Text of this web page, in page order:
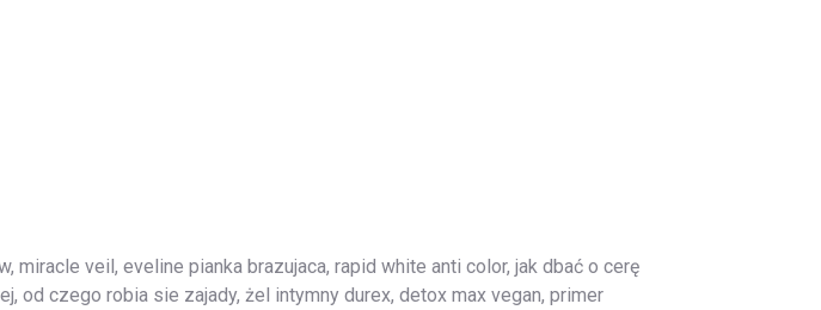
veil, eveline pianka brazujaca, rapid white anti color, jak dbać o cerę
od czego robia sie zajady, żel intymny durex, detox max vegan, primer